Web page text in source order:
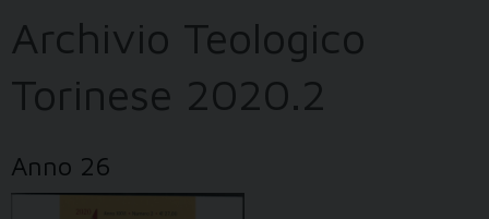
Archivio Teologico
Torinese 2020.2
Anno 26